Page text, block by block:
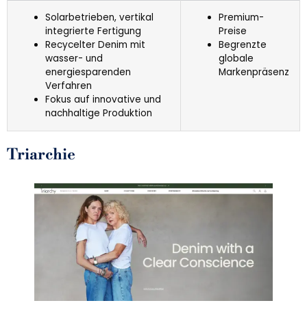
Solarbetrieben, vertikal
integrierte Fertigung
Recycelter Denim mit
wasser- und
energiesparenden
Verfahren
Fokus auf innovative und
nachhaltige Produktion
Premium-
Preise
Begrenzte
globale
Markenpräsenz
Triarchie